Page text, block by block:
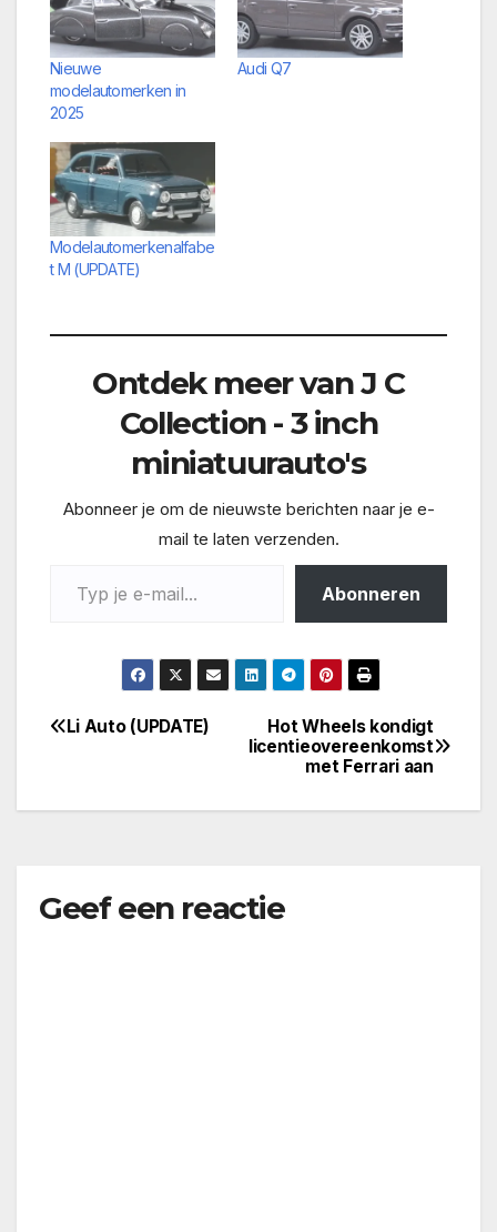
Nieuwe
modelautomerken in
2025
Audi Q7
Modelautomerkenalfabe
t M (UPDATE)
Ontdek meer van J C
Collection - 3 inch
miniatuurauto's
Abonneer je om de nieuwste berichten naar je e-
mail te laten verzenden.
Abonneren
Bericht
Hot Wheels kondigt
licentieovereenkomst
met Ferrari aan
Li Auto (UPDATE)
Geef een reactie